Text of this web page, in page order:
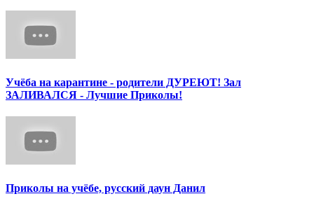
Учёба на карантине - родители ДУРЕЮТ! Зал
ЗАЛИВАЛСЯ - Лучшие Приколы!
Приколы на учёбе, русский даун Данил